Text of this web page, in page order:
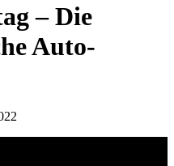
– Die
Auto-